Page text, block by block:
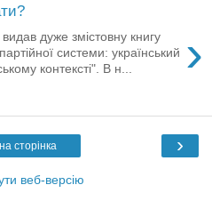
›
дуже змістовну книгу
системи: український
контексті". В н...
›
сторінка
веб-версію